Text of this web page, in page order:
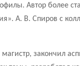
Автор более
А. В. Спиров с
магистр, закончил